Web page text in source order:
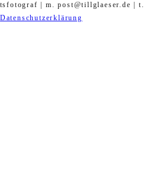
| m. post@tillglaeser.de | t.
Datenschutzerklärung